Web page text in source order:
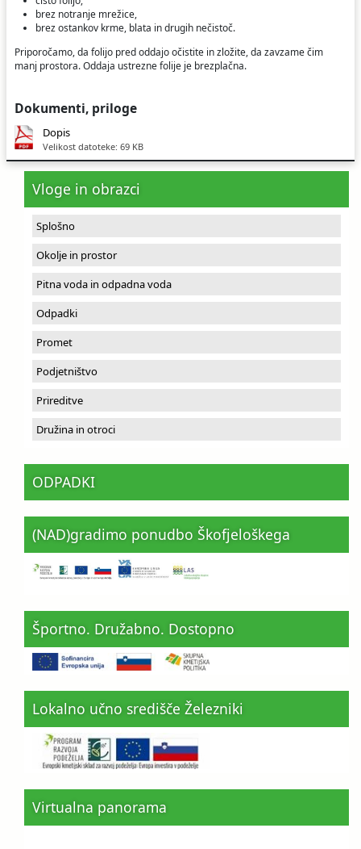
brez notranje mrežice,
brez ostankov krme, blata in drugih nečistoč.
Priporočamo, da folijo pred oddajo očistite in zložite, da zavzame čim
manj prostora. Oddaja ustrezne folije je brezplačna.
Dokumenti, priloge
Dopis
Velikost datoteke: 69 KB
Vloge in obrazci
Splošno
Okolje in prostor
Pitna voda in odpadna voda
Odpadki
Promet
Podjetništvo
Prireditve
Družina in otroci
ODPADKI
(NAD)gradimo ponudbo Škofjeloškega
Športno. Družabno. Dostopno
Lokalno učno središče Železniki
Virtualna panorama